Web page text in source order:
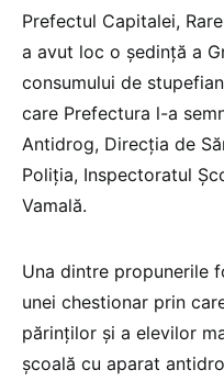
Prefectul Capitalei,
a avut loc o şedinţă a
consumului de
care Prefectura l-a
Antidrog, Direcţia de
Poliţia, Inspectoratul
Vamală.
Una dintre propunerile
unei chestionar prin
părinţilor şi a elevilor
şcoală cu aparat